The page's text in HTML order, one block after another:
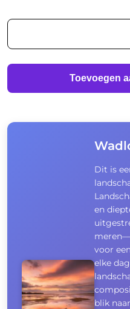
Wadlopen
aantal
Toevoegen
Dit is
en
voor
elke
blik